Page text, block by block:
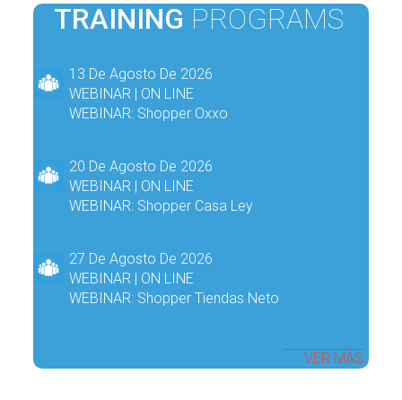
TRAINING PROGRAMS
13 De Agosto De 2026
WEBINAR | ON LINE
WEBINAR: Shopper Oxxo
20 De Agosto De 2026
WEBINAR | ON LINE
WEBINAR: Shopper Casa Ley
27 De Agosto De 2026
WEBINAR | ON LINE
WEBINAR: Shopper Tiendas Neto
VER MÁS